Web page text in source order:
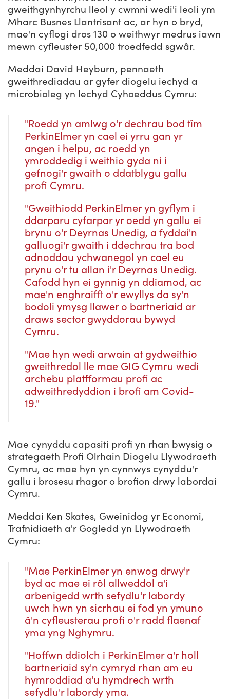
gweithgynhyrchu lleol y cwmni wedi'i leoli ym
Mharc Busnes Llantrisant ac, ar hyn o bryd,
mae'n cyflogi dros 130 o weithwyr medrus iawn
mewn cyfleuster 50,000 troedfedd sgwâr.
Meddai David Heyburn, pennaeth
gweithrediadau ar gyfer diogelu iechyd a
microbioleg yn Iechyd Cyhoeddus Cymru:
"Roedd yn amlwg o'r dechrau bod tîm
PerkinElmer yn cael ei yrru gan yr
angen i helpu, ac roedd yn
ymroddedig i weithio gyda ni i
gefnogi'r gwaith o ddatblygu gallu
profi Cymru.
"Gweithiodd PerkinElmer yn gyflym i
ddarparu cyfarpar yr oedd yn gallu ei
brynu o'r Deyrnas Unedig, a fyddai'n
galluogi'r gwaith i ddechrau tra bod
adnoddau ychwanegol yn cael eu
prynu o'r tu allan i'r Deyrnas Unedig.
Cafodd hyn ei gynnig yn ddiamod, ac
mae'n enghraifft o'r ewyllys da sy'n
bodoli ymysg llawer o bartneriaid ar
draws sector gwyddorau bywyd
Cymru.
"Mae hyn wedi arwain at gydweithio
gweithredol lle mae GIG Cymru wedi
archebu platfformau profi ac
adweithredyddion i brofi am Covid-
19."
Mae cynyddu capasiti profi yn rhan bwysig o
strategaeth Profi Olrhain Diogelu Llywodraeth
Cymru, ac mae hyn yn cynnwys cynyddu'r
gallu i brosesu rhagor o brofion drwy labordai
Cymru.
Meddai Ken Skates, Gweinidog yr Economi,
Trafnidiaeth a'r Gogledd yn Llywodraeth
Cymru:
"Mae PerkinElmer yn enwog drwy'r
byd ac mae ei rôl allweddol a'i
arbenigedd wrth sefydlu'r labordy
uwch hwn yn sicrhau ei fod yn ymuno
â'n cyfleusterau profi o'r radd flaenaf
yma yng Nghymru.
"Hoffwn ddiolch i PerkinElmer a'r holl
bartneriaid sy'n cymryd rhan am eu
hymroddiad a'u hymdrech wrth
sefydlu'r labordy yma.